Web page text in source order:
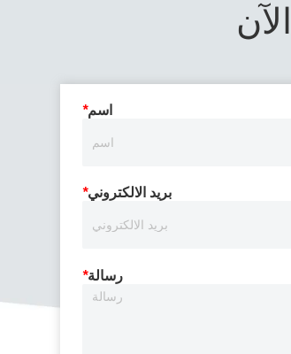
*اسم
*بريد الالكتروني
*رسالة